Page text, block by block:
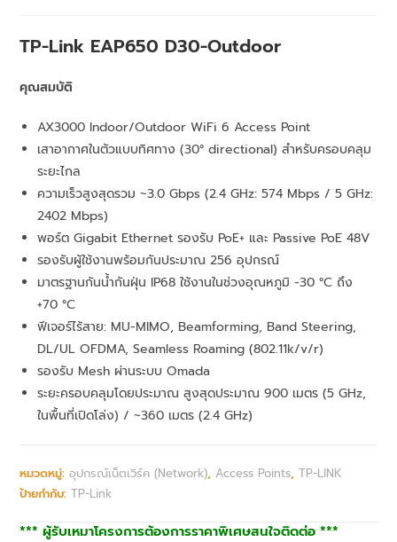
TP-Link EAP650 D30-Outdoor
คุณสมบัติ
AX3000 Indoor/Outdoor WiFi 6 Access Point
เสาอากาศในตัวแบบทิศทาง (30° directional) สำหรับครอบคลุม
ระยะไกล
ความเร็วสูงสุดรวม ~3.0 Gbps (2.4 GHz: 574 Mbps / 5 GHz:
2402 Mbps)
พอร์ต Gigabit Ethernet รองรับ PoE+ และ Passive PoE 48V
รองรับผู้ใช้งานพร้อมกันประมาณ 256 อุปกรณ์
มาตรฐานกันน้ำกันฝุ่น IP68 ใช้งานในช่วงอุณหภูมิ -30 °C ถึง
+70 °C
ฟีเจอร์ไร้สาย: MU-MIMO, Beamforming, Band Steering,
DL/UL OFDMA, Seamless Roaming (802.11k/v/r)
รองรับ Mesh ผ่านระบบ Omada
ระยะครอบคลุมโดยประมาณ สูงสุดประมาณ 900 เมตร (5 GHz,
ในพื้นที่เปิดโล่ง) / ~360 เมตร (2.4 GHz)
หมวดหมู่:อุปกรณ์เน็ตเวิร์ค (Network), Access Points,TP-LINK
ป้ายกำกับ:TP-Link
*** ผู้รับเหมาโครงการต้องการราคาพิเศษสนใจติดต่อ ***